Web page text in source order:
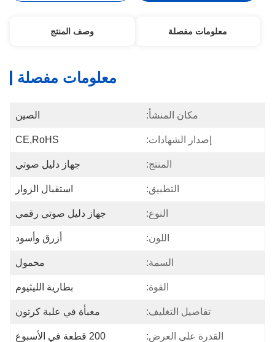
معلومات مفصلة وصف المنتج
معلومات مفصلة
مكان المنشأ: الصين
إصدار الشهادات: CE,RoHS
المنتج: جهاز دليل صوتي
التطبيق: استقبال الزوار
النوع: جهاز دليل صوتي رقمي
اللون: أزرق وأسود
السمة: محمول
القوة: بطارية الليثيوم
تفاصيل التغليف: معبأة في علبة كرتون
القدرة على العرض: 200 قطعة في الأسبوع